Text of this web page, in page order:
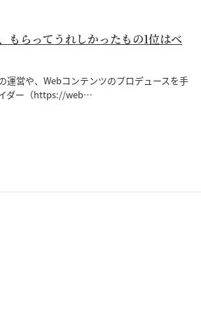
もらってうれしかったもの1位はベ
運営や、Webコンテンツのプロデュースを手
ダー（https://web…